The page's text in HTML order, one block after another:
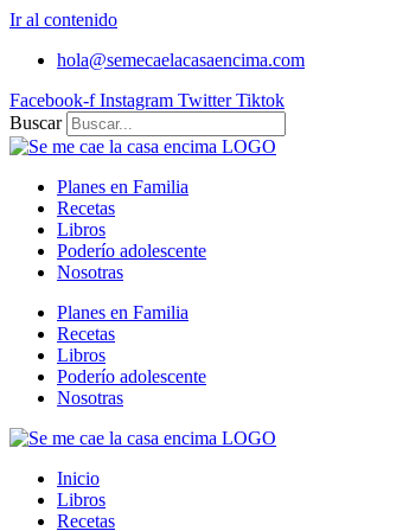
Ir al contenido
hola@semecaelacasaencima.com
Facebook-f Instagram Twitter Tiktok
Buscar
Planes en Familia
Recetas
Libros
Poderío adolescente
Nosotras
Planes en Familia
Recetas
Libros
Poderío adolescente
Nosotras
Inicio
Libros
Recetas